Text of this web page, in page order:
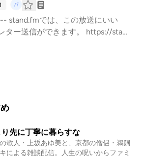
stand.fmでは、この放送にいい
ター送信ができます。 https://stan
先に丁寧に暮らすな
歌人・上坂あゆ美と、京都の僧侶・鵜飼
による雑談配信。人生の呪いからファミ